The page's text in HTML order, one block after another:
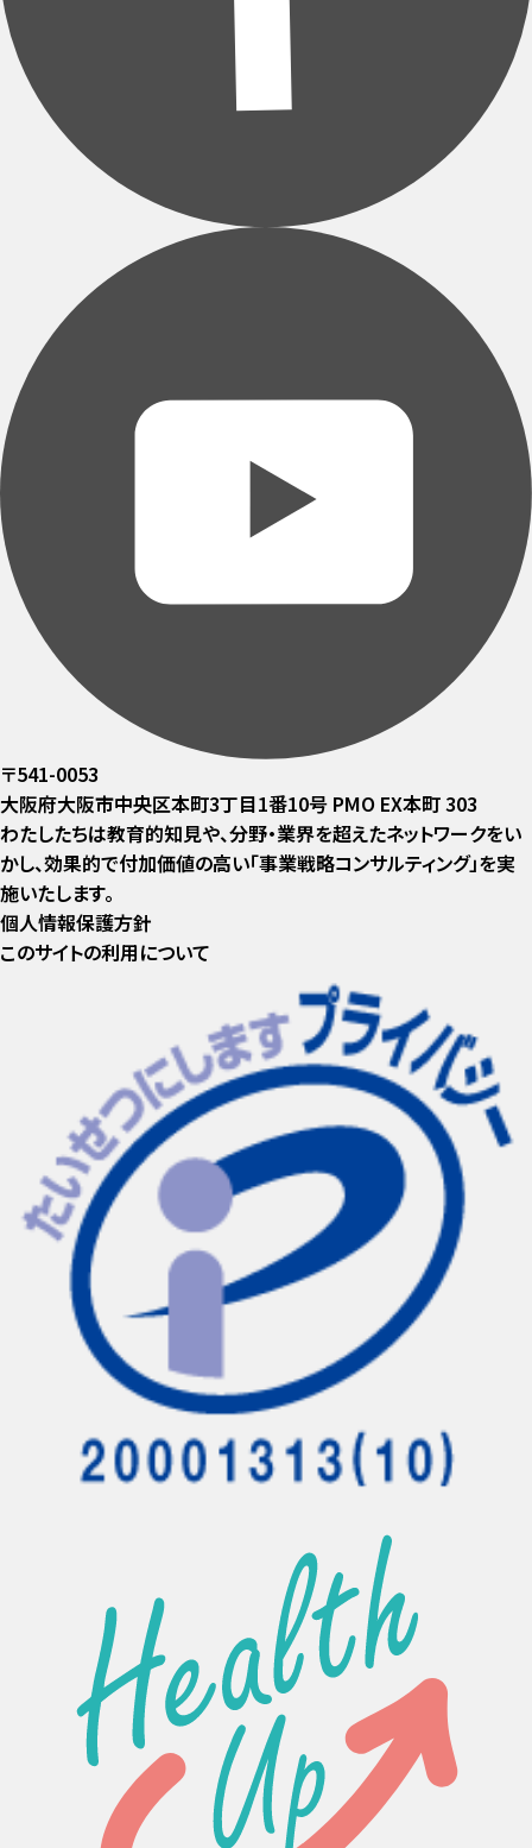
〒541-0053
大阪府大阪市中央区本町3丁目1番10号 PMO EX本町 303
わたしたちは教育的知見や、分野・業界を超えたネットワークをい
かし、効果的で付加価値の高い「事業戦略コンサルティング」を実
施いたします。
個人情報保護方針
このサイトの利用について